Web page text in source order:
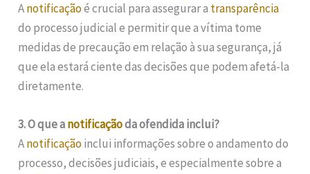
Anotificaçãoé crucial para assegurar a transparência
do processo judicial e permitir que a vítima tome
medidas de precaução em relação à sua segurança, já
que ela estará ciente das decisões que podem afetá-la
diretamente.
3. O que anotificaçãoda ofendida inclui?
Anotificaçãoinclui informações sobre o andamento do
processo, decisões judiciais, e especialmente sobre a